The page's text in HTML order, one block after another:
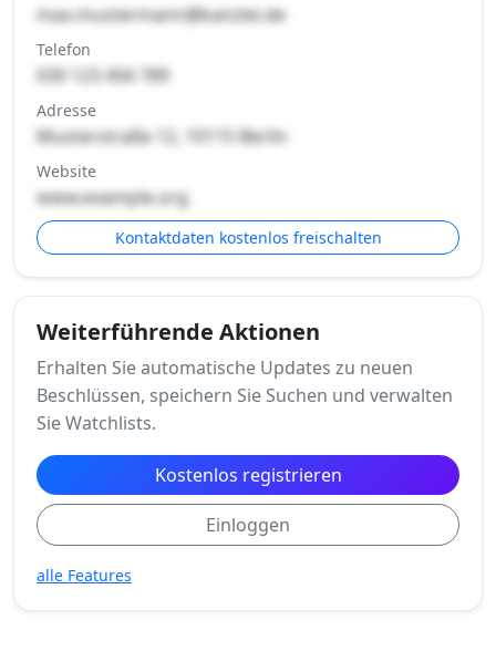
max.mustermann@kanzlei.de
Telefon
030 123 456 789
Adresse
Musterstraße 12, 10115 Berlin
Website
www.example.org
Kontaktdaten kostenlos freischalten
Weiterführende Aktionen
Erhalten Sie automatische Updates zu neuen
Beschlüssen, speichern Sie Suchen und verwalten
Sie Watchlists.
Kostenlos registrieren
Einloggen
alle Features